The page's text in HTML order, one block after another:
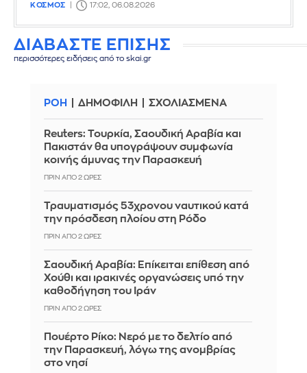
ΚΟΣΜΟΣ 17:02, 06.08.2026
ΔΙΑΒΑΣΤΕ ΕΠΙΣΗΣ
περισσότερες ειδήσεις από το skai.gr
ΡΟΗ ΔΗΜΟΦΙΛΗ ΣΧΟΛΙΑΣΜΕΝΑ
Reuters: Τουρκία, Σαουδική Αραβία και
Πακιστάν θα υπογράψουν συμφωνία
κοινής άμυνας την Παρασκευή
ΠΡΙΝ ΑΠΌ 2 ΏΡΕΣ
Τραυματισμός 53χρονου ναυτικού κατά
την πρόσδεση πλοίου στη Ρόδο
ΠΡΙΝ ΑΠΌ 2 ΏΡΕΣ
Σαουδική Αραβία: Επίκειται επίθεση από
Χούθι και ιρακινές οργανώσεις υπό την
καθοδήγηση του Ιράν
ΠΡΙΝ ΑΠΌ 2 ΏΡΕΣ
Πουέρτο Ρίκο: Νερό με το δελτίο από
την Παρασκευή, λόγω της ανομβρίας
στο νησί